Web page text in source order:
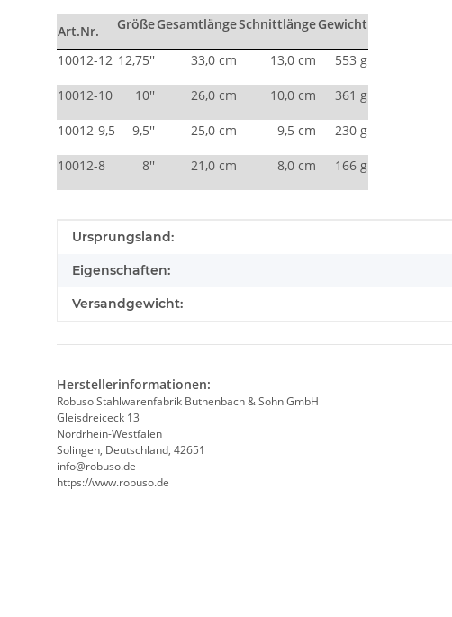
Art.Nr. GrößeGesamtlängeSchnittlängeGewicht
10012-12 12,75'' 33,0 cm 13,0 cm 553 g
10012-10 10'' 26,0 cm 10,0 cm 361 g
10012-9,5 9,5'' 25,0 cm 9,5 cm 230 g
10012-8 8'' 21,0 cm 8,0 cm 166 g
Produkteigenschaft
Wert
Ursprungsland:
Eigenschaften:
Versandgewicht:
Herstellerinformationen:
Robuso Stahlwarenfabrik Butnenbach & Sohn GmbH
Gleisdreiceck 13
Nordrhein-Westfalen
Solingen, Deutschland, 42651
info@robuso.de
https://www.robuso.de